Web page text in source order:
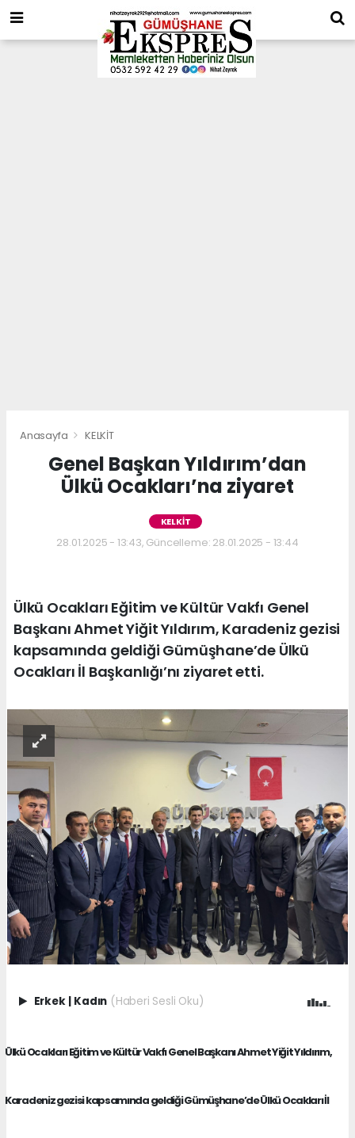
Anasayfa KELKİT
Genel Başkan Yıldırım’dan
Ülkü Ocakları’na ziyaret
KELKİT
28.01.2025 - 13:43, Güncelleme: 28.01.2025 - 13:44
Ülkü Ocakları Eğitim ve Kültür Vakfı Genel
Başkanı Ahmet Yiğit Yıldırım, Karadeniz gezisi
kapsamında geldiği Gümüşhane’de Ülkü
Ocakları İl Başkanlığı’nı ziyaret etti.
Erkek Kadın (Haberi Sesli Oku)
Ülkü Ocakları Eğitim ve Kültür Vakfı Genel Başkanı Ahmet Yiğit Yıldırım,
Karadeniz gezisi kapsamında geldiği Gümüşhane’de Ülkü Ocakları İl